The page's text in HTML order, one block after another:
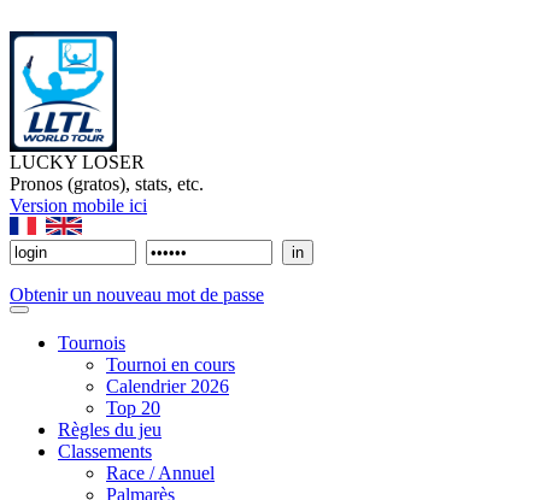
LUCKY LOSER
Pronos (gratos), stats, etc.
Version mobile ici
Obtenir un nouveau mot de passe
Tournois
Tournoi en cours
Calendrier 2026
Top 20
Règles du jeu
Classements
Race / Annuel
Palmarès